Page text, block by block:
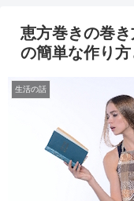
恵方巻きの巻
の簡単な作り
生活の話